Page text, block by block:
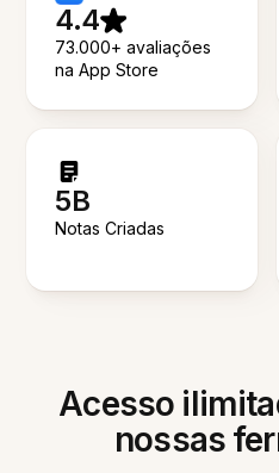
4.4
73.000+ avaliações
na App Store
5B
Notas Criadas
Acesso
nossas